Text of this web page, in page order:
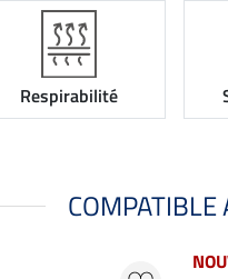
Respirabilité
COMPATIBLE